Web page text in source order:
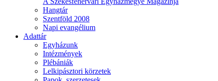
Hangtár
Szentföld 2008
Napi evangélium
Adattár
Egyházunk
Intézmények
Plébániák
Lelkipásztori körzetek